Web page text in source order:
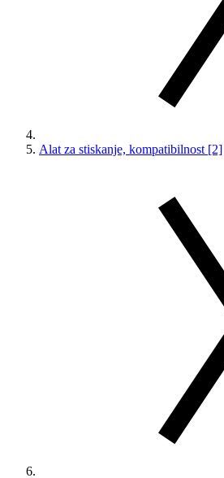
Alat za stiskanje, kompatibilnost [2]